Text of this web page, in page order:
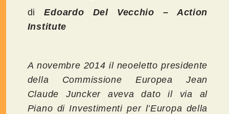
diEdoardo Del Vecchio – Action
Institute
A novembre 2014 il neoeletto presidente
della Commissione Europea Jean
Claude Juncker aveva dato il via al
Piano di Investimenti per l’Europa della